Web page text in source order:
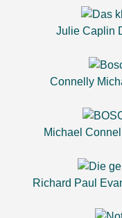
Julie Caplin
Connelly
Michael
Richard Paul